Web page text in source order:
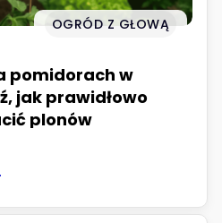
OGRÓD Z GŁOWĄ
pomidorach w
jak prawidłowo
plonów